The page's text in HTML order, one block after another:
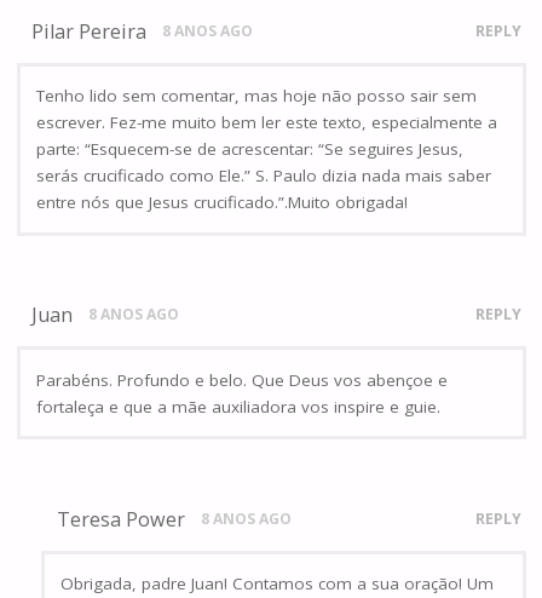
Pilar Pereira 8 ANOS AGO REPLY
Tenho lido sem comentar, mas hoje não posso sair sem
escrever. Fez-me muito bem ler este texto, especialmente a
parte: “Esquecem-se de acrescentar: “Se seguires Jesus,
serás crucificado como Ele.” S. Paulo dizia nada mais saber
entre nós que Jesus crucificado.”.Muito obrigada!
Juan 8 ANOS AGO REPLY
Parabéns. Profundo e belo. Que Deus vos abençoe e
fortaleça e que a mãe auxiliadora vos inspire e guie.
Teresa Power 8 ANOS AGO REPLY
Obrigada, padre Juan! Contamos com a sua oração! Um